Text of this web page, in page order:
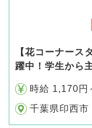
【花コーナース
躍中！学生から
時給 1,170円
千葉県印西市